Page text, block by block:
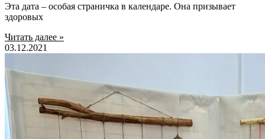
Эта дата – особая страничка в календаре. Она призывает
здоровых
Читать далее »
03.12.2021